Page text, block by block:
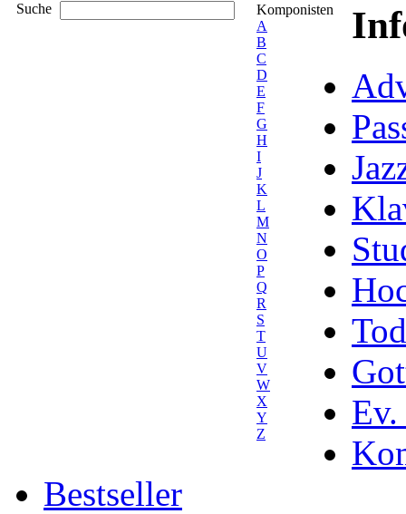
Suche
Komponisten
A
B
C
D
E
F
G
H
I
J
K
L
M
N
O
P
Q
R
S
T
U
V
W
X
Y
Z
Ev.
Bestseller